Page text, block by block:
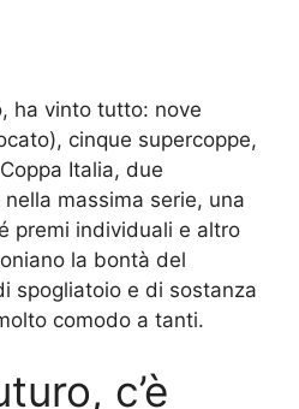
ha vinto tutto: nove
cinque supercoppe,
Italia, due
massima serie, una
premi individuali e altro
la bontà del
spogliatoio e di sostanza
comodo a tanti.
c’è